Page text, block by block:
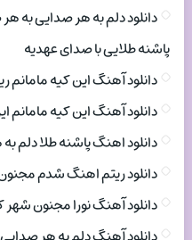
دانلود دلم به هر صدایی به
پاشنه طلایی با صدای عهدیه
دانلود آهنگ این کیه
دانلود آهنگ این کیه مامانم
دانلود اهنگ پاشنه طلا دلم
دانلود ریتم اهنگ شدم
دانلود آهنگ نورا مجنون شهر